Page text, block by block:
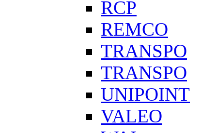
RCP
REMCO
TRANSPO
TRANSPO
UNIPOINT
VALEO